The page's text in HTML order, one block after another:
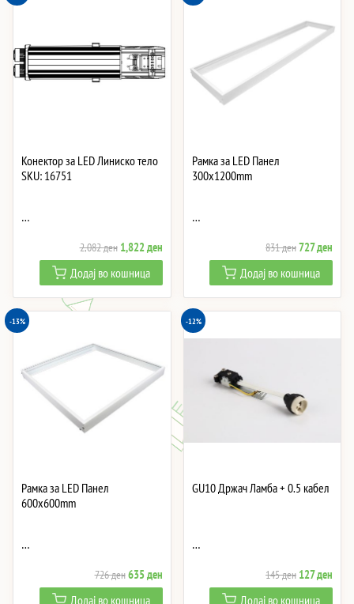
Конектор за LED Линиско тело
SKU: 16751
…
2,082ден Original
price
was:
2,082 ден.
1,822денCurrent
price
is:
1,822 ден.
Додај во кошница
Рамка за LED Панел
300x1200mm
…
831денOriginal
price
was:
831 ден.
727ден
price
is:
727
Додај во кошница
-13%
Рамка за LED Панел
600x600mm
…
726денOriginal
price
635денCurrent
price
Додај во кошница
-12%
GU10 Држач Ламба + 0.5 кабел
…
145ден Original
price
127ден
price
Додај во кошница